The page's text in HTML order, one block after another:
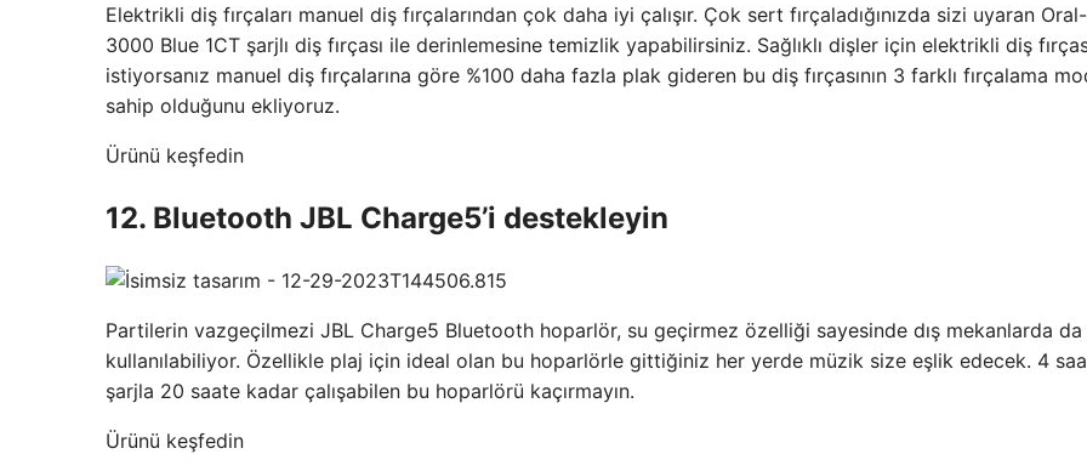
Elektrikli diş fırçaları manuel diş fırçalarından çok daha iyi çalışır. Çok sert fırçaladığınızda sizi uyaran
3000 Blue 1CT şarjlı diş fırçası ile derinlemesine temizlik yapabilirsiniz. Sağlıklı dişler için elektrikli diş
istiyorsanız manuel diş fırçalarına göre %100 daha fazla plak gideren bu diş fırçasının 3 farklı fırçalama
sahip olduğunu ekliyoruz.
Ürünü keşfedin
12. Bluetooth JBL Charge5’i destekleyin
Partilerin vazgeçilmezi JBL Charge5 Bluetooth hoparlör, su geçirmez özelliği sayesinde dış mekanlarda da
kullanılabiliyor. Özellikle plaj için ideal olan bu hoparlörle gittiğiniz her yerde müzik size eşlik edecek. 4
şarjla 20 saate kadar çalışabilen bu hoparlörü kaçırmayın.
Ürünü keşfedin